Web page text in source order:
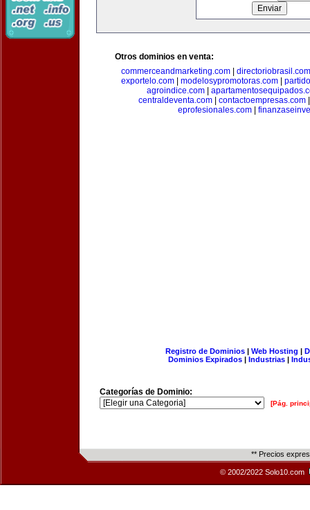
Otros dominios en venta:
commerceandmarketing.com| directoriobrasil.com
exportelo.com
modelosypromotoras.com
agroindice.com
centraldeventa.com
contactoempresas.com
eprofesionales.com
Registro de Dominios| Web Hosting |
Dominios Expirados | Industrias |
Categorías de Dominio:
[Pág.
** Precios
© 2002/2022 Solo10.com